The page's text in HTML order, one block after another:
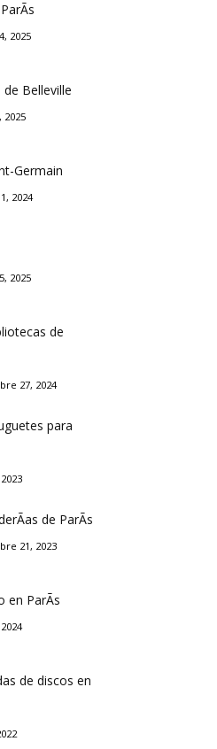
2025
Belleville
Germain
2024
2025
de
27, 2024
para
de ParÃ­s
21, 2023
en ParÃ­s
de discos en